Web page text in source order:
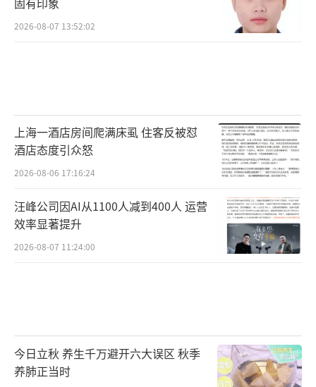
2026-08-07 13:52:02
上海一酒店房间爬满床虱 住客反被怼
酒店态度引众怒
2026-08-06 17:16:24
汪峰公司因AI从1100人减到400人 运营
效率显著提升
2026-08-07 11:24:00
今日立秋 养生千万避开六大误区 秋季
养肺正当时